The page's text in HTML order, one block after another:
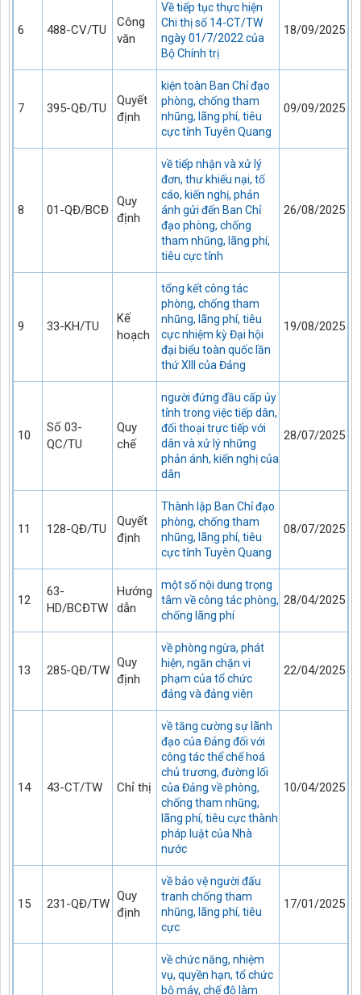
6 488-CV/TU
Công
văn
Về tiếp tục thực hiện
Chi thị số 14-CT/TW
ngày 01/7/2022 của
Bộ Chính trị
18/09/2025
7 395-QĐ/TU
Quyết
định
kiện toàn Ban Chỉ đạo
phòng, chống tham
nhũng, lãng phí, tiêu
cực tỉnh Tuyên Quang
09/09/2025
8 01-QĐ/BCĐ
Quy
định
về tiếp nhận và xử lý
đơn, thư khiếu nại, tố
cáo, kiến nghị, phản
ánh gửi đến Ban Chỉ
đạo phòng, chống
tham nhũng, lãng phí,
tiêu cực tỉnh
26/08/2025
9 33-KH/TU
Kế
hoạch
tổng kết công tác
phòng, chống tham
nhũng, lãng phí, tiêu
cực nhiệm kỳ Đại hội
đại biểu toàn quốc lần
thứ XIII của Đảng
19/08/2025
10
Số 03-
QC/TU
Quy
chế
người đứng đầu cấp ủy
tỉnh trong việc tiếp dân,
đối thoại trực tiếp với
dân và xử lý những
phản ánh, kiến nghị của
dân
28/07/2025
11 128-QĐ/TU
Quyết
định
Thành lập Ban Chỉ đạo
phòng, chống tham
nhũng, lãng phí, tiêu
cực tỉnh Tuyên Quang
08/07/2025
12
63-
HD/BCĐTW
Hướng
dẫn
một số nội dung trọng
tâm về công tác phòng,
chống lãng phí
28/04/2025
13 285-QĐ/TW
Quy
định
về phòng ngừa, phát
hiện, ngăn chặn vi
phạm của tổ chức
đảng và đảng viên
22/04/2025
14 43-CT/TW Chỉ thị
về tăng cường sự lãnh
đạo của Đảng đối với
công tác thể chế hoá
chủ trương, đường lối
của Đảng về phòng,
chống tham nhũng,
lãng phí, tiêu cực thành
pháp luật của Nhà
nước
10/04/2025
15 231-QĐ/TW
Quy
định
về bảo vệ người đấu
tranh chống tham
nhũng, lãng phí, tiêu
cực
17/01/2025
về chức năng, nhiệm
vụ, quyền hạn, tổ chức
bộ máy, chế độ làm